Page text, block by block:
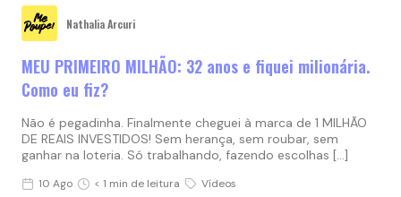
Nathalia Arcuri
MEU PRIMEIRO MILHÃO: 32 anos e fiquei milionária.
Como eu fiz?
Não é pegadinha. Finalmente cheguei à marca de 1 MILHÃO
DE REAIS INVESTIDOS! Sem herança, sem roubar, sem
ganhar na loteria. Só trabalhando, fazendo escolhas […]
10 Ago < 1 min de leitura Vídeos